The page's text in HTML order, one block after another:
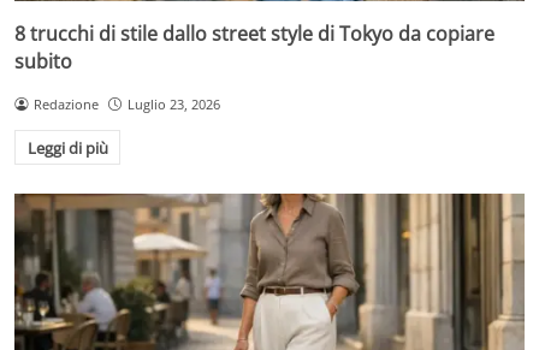
8 trucchi di stile dallo street style di Tokyo da copiare
subito
Redazione Luglio 23, 2026
Leggi di più